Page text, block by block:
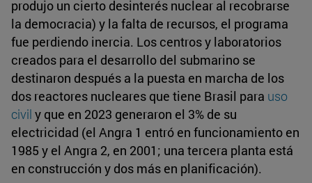
produjo un cierto desinterés nuclear al recobrarse
la democracia) y la falta de recursos, el programa
fue perdiendo inercia. Los centros y laboratorios
creados para el desarrollo del submarino se
destinaron después a la puesta en marcha de los
dos reactores nucleares que tiene Brasil para uso
civil y que en 2023 generaron el 3% de su
electricidad (el Angra 1 entró en funcionamiento en
1985 y el Angra 2, en 2001; una tercera planta está
en construcción y dos más en planificación).